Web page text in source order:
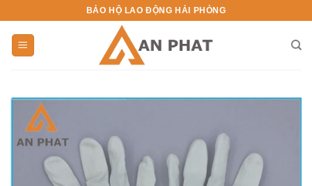
content
BẢO HỘ LAO ĐỘNG HẢI PHÒNG